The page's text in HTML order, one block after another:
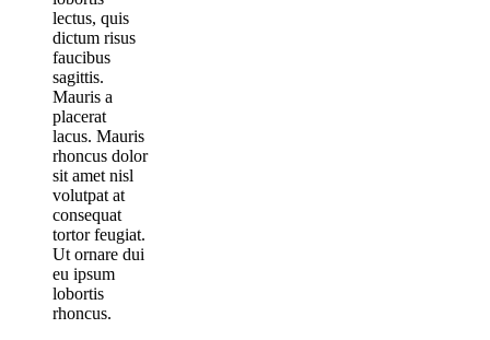
lectus, quis
dictum risus
faucibus
sagittis.
Mauris a
placerat
lacus. Mauris
rhoncus dolor
sit amet nisl
volutpat at
consequat
tortor feugiat.
Ut ornare dui
eu ipsum
lobortis
rhoncus.